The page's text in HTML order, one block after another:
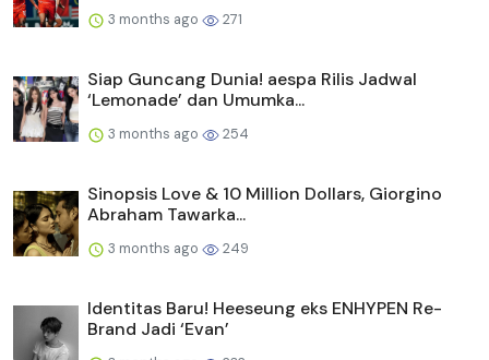
3 months ago 271
Siap Guncang Dunia! aespa Rilis Jadwal
‘Lemonade’ dan Umumka...
3 months ago 254
Sinopsis Love & 10 Million Dollars, Giorgino
Abraham Tawarka...
3 months ago 249
Identitas Baru! Heeseung eks ENHYPEN Re-
Brand Jadi ‘Evan’